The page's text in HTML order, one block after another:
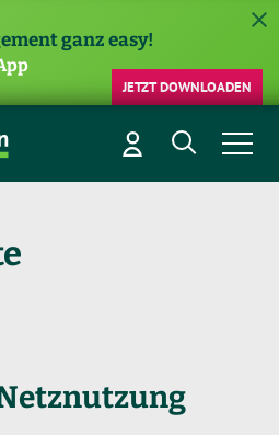
ganz easy!
JETZT DOWNLOADEN